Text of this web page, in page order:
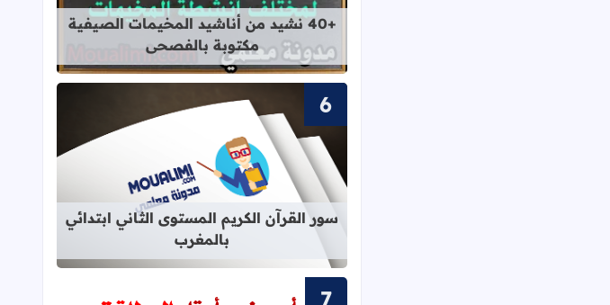
قراءة المزيد عن +40 نشيد من أناشيد المخيمات الصيفية مكتوبة بالفصحى
+40 نشيد من أناشيد المخيمات الصيفية
مكتوبة بالفصحى
قراءة المزيد عن سور القرآن الكريم
سور القرآن الكريم المستوى الثاني ابتدائي
بالمغرب